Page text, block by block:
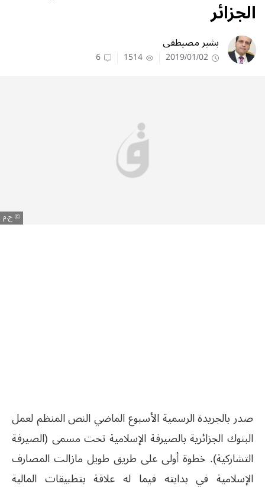
الجزائر
بشير مصيطفى
2019/01/02
1514
6
ح.م
صدر بالجريدة الرسمية الأسبوع الماضي النص المنظم لعمل
البنوك الجزائرية بالصيرفة الإسلامية تحت مسمى (الصيرفة
التشاركية). خطوة أولى على طريق طويل مازالت المصارف
الإسلامية في بدايته فيما له علاقة بتطبيقات المالية